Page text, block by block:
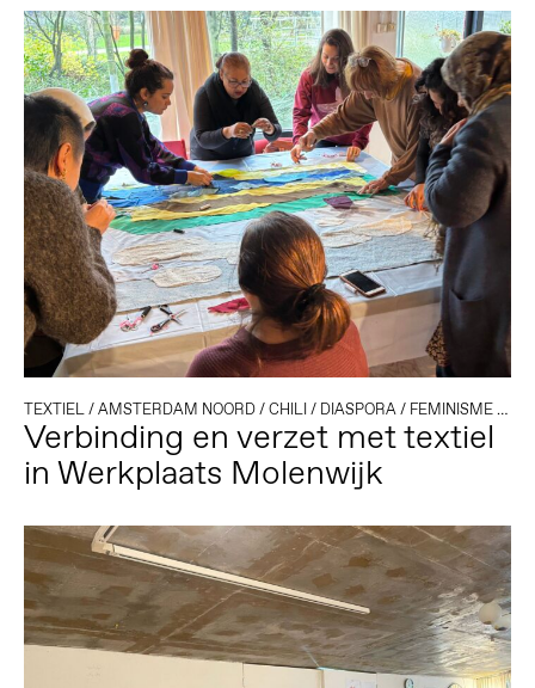
TEXTIEL/AMSTERDAM NOORD/CHILI/ DIASPORA/ FEMINISME/
Verbinding en verzet met textiel
in Werkplaats Molenwijk